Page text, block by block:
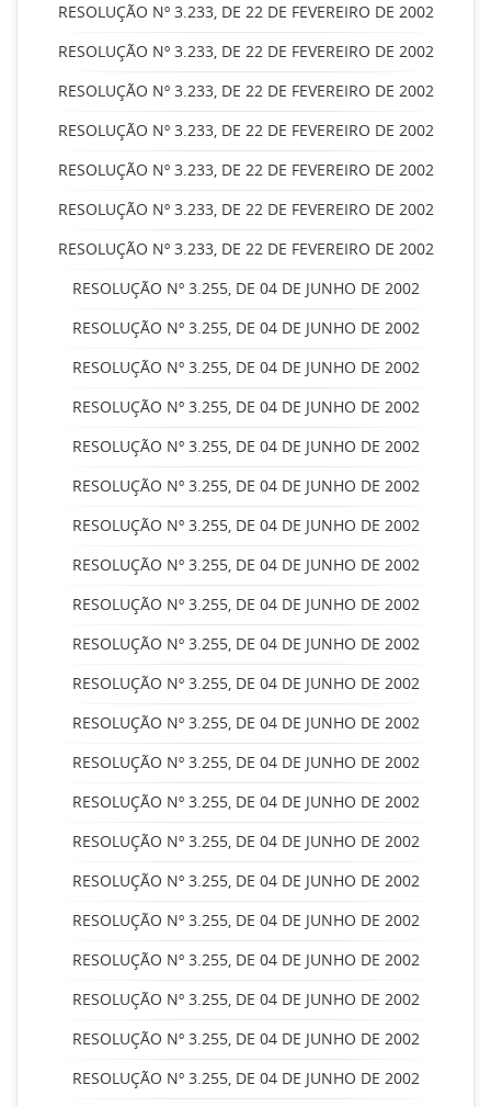
RESOLUÇÃO Nº 3.233, DE 22 DE FEVEREIRO DE 2002
RESOLUÇÃO Nº 3.233, DE 22 DE FEVEREIRO DE 2002
RESOLUÇÃO Nº 3.233, DE 22 DE FEVEREIRO DE 2002
RESOLUÇÃO Nº 3.233, DE 22 DE FEVEREIRO DE 2002
RESOLUÇÃO Nº 3.233, DE 22 DE FEVEREIRO DE 2002
RESOLUÇÃO Nº 3.233, DE 22 DE FEVEREIRO DE 2002
RESOLUÇÃO Nº 3.233, DE 22 DE FEVEREIRO DE 2002
RESOLUÇÃO Nº 3.255, DE 04 DE JUNHO DE 2002
RESOLUÇÃO Nº 3.255, DE 04 DE JUNHO DE 2002
RESOLUÇÃO Nº 3.255, DE 04 DE JUNHO DE 2002
RESOLUÇÃO Nº 3.255, DE 04 DE JUNHO DE 2002
RESOLUÇÃO Nº 3.255, DE 04 DE JUNHO DE 2002
RESOLUÇÃO Nº 3.255, DE 04 DE JUNHO DE 2002
RESOLUÇÃO Nº 3.255, DE 04 DE JUNHO DE 2002
RESOLUÇÃO Nº 3.255, DE 04 DE JUNHO DE 2002
RESOLUÇÃO Nº 3.255, DE 04 DE JUNHO DE 2002
RESOLUÇÃO Nº 3.255, DE 04 DE JUNHO DE 2002
RESOLUÇÃO Nº 3.255, DE 04 DE JUNHO DE 2002
RESOLUÇÃO Nº 3.255, DE 04 DE JUNHO DE 2002
RESOLUÇÃO Nº 3.255, DE 04 DE JUNHO DE 2002
RESOLUÇÃO Nº 3.255, DE 04 DE JUNHO DE 2002
RESOLUÇÃO Nº 3.255, DE 04 DE JUNHO DE 2002
RESOLUÇÃO Nº 3.255, DE 04 DE JUNHO DE 2002
RESOLUÇÃO Nº 3.255, DE 04 DE JUNHO DE 2002
RESOLUÇÃO Nº 3.255, DE 04 DE JUNHO DE 2002
RESOLUÇÃO Nº 3.255, DE 04 DE JUNHO DE 2002
RESOLUÇÃO Nº 3.255, DE 04 DE JUNHO DE 2002
RESOLUÇÃO Nº 3.255, DE 04 DE JUNHO DE 2002